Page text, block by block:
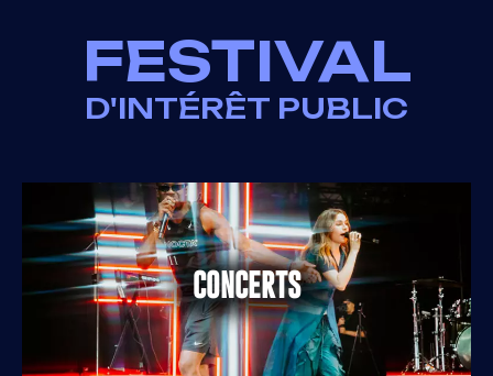
FESTIVAL
D'INTÉRÊT PUBLIC
CONCERTS